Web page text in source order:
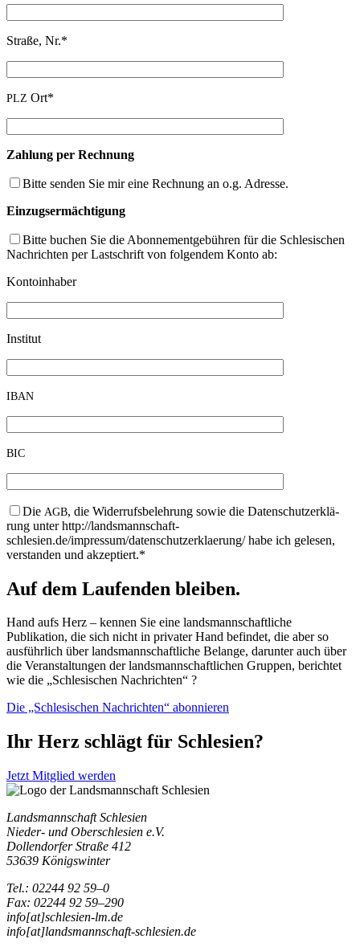
Stra­ße, Nr.*
PLZ Ort*
Zah­lung per Rechnung
Bit­te sen­den Sie mir eine Rech­nung an o.g. Adresse.
Ein­zugs­er­mäch­ti­gung
Bit­te buchen Sie die Abon­ne­ment­ge­büh­ren für die Schle­si­schen
Nach­rich­ten per Last­schrift von fol­gen­dem Kon­to ab:
Kon­to­in­ha­ber
Insti­tut
IBAN
BIC
Die AGB, die Wider­rufs­be­leh­rung sowie die Daten­schutz­er­klä­
rung unter http://landsmannschaft-
schlesien.de/impressum/datenschutzerklaerung/ habe ich gele­sen,
ver­stan­den und akzeptiert.*
Auf dem Laufenden bleiben.
Hand aufs Herz – kennen Sie eine landsmannschaftliche
Publikation, die sich nicht in privater Hand befindet, die aber so
ausführlich über landsmannschaftliche Belange, darunter auch über
die Veranstaltungen der landsmannschaftlichen Gruppen, berichtet
wie die „Schlesischen Nachrichten“ ?
Die „Schlesischen Nachrichten“ abonnieren
Ihr Herz schlägt für Schlesien?
Jetzt Mitglied werden
Landsmannschaft Schlesien
Nieder- und Oberschlesien e.V.
Dollendorfer Straße 412
53639 Königswinter
Tel.: 02244 92 59–0
Fax: 02244 92 59–290
info[at]schlesien-lm.de
info[at]landsmannschaft-schlesien.de